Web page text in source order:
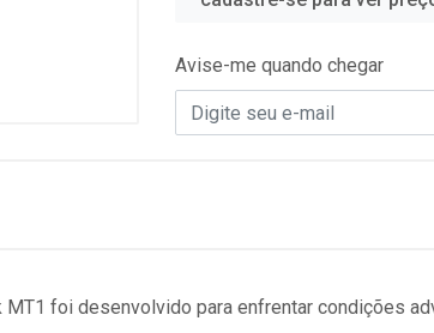
Avise-me quando chegar
foi desenvolvido para enfrentar condições